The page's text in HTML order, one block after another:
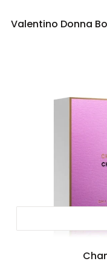
Valentino Donna